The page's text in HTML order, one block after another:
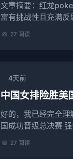
文章摘要：红龙
富有挑战性且充满
27 阅读
4天前
中国女排险胜美
好的，我已经完全理
国成功晋级总决赛
详细阐述的方面（
27 阅读